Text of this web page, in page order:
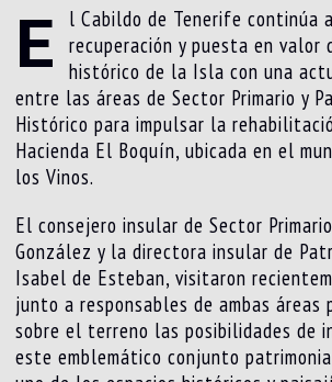
E
l Cabildo de Tenerife continúa
recuperación y puesta en valor
histórico de la Isla con una
entre las áreas de Sector Primario y
Histórico para impulsar la
Hacienda El Boquín, ubicada en el
los Vinos.
El consejero insular de Sector
González y la directora insular de
Isabel de Esteban, visitaron
junto a responsables de ambas áreas
sobre el terreno las posibilidades de
este emblemático conjunto